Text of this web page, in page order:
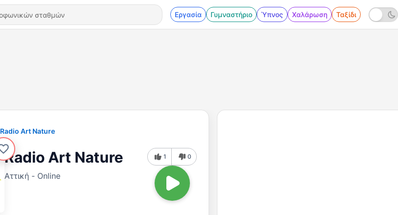
Εργασία Γυμναστήριο Ύπνος Χαλάρωση Ταξίδι
Radio Art Nature
Radio Art Nature
Αττική - Online
1 0